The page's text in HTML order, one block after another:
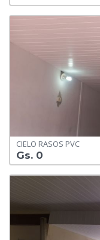
CIELO RASOS PVC
Gs. 0